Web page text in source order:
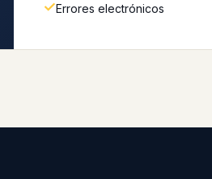
Errores electrónicos